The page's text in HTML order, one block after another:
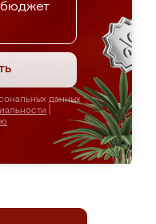
данных